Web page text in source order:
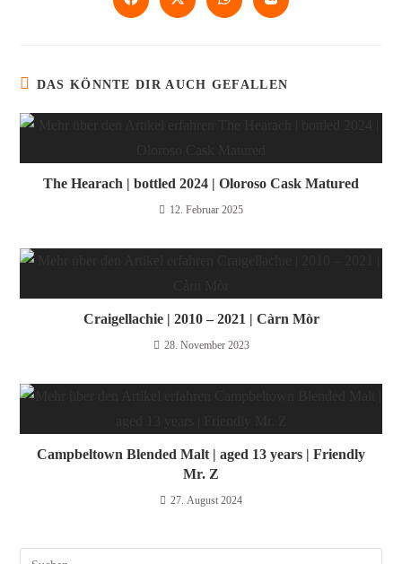
DAS KÖNNTE DIR AUCH GEFALLEN
The Hearach | bottled 2024 | Oloroso Cask Matured
12. Februar 2025
Craigellachie | 2010 – 2021 | Càrn Mòr
28. November 2023
Campbeltown Blended Malt | aged 13 years | Friendly
Mr. Z
27. August 2024